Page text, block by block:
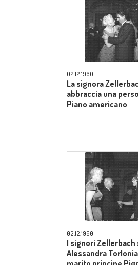
02.12.1960
La signora
abbraccia una
Piano americano
02.12.1960
I signori Zellerbach
Alessandra